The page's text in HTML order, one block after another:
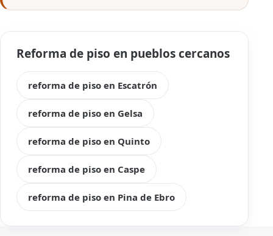
Reforma de piso en pueblos cercanos
reforma de piso en Escatrón
reforma de piso en Gelsa
reforma de piso en Quinto
reforma de piso en Caspe
reforma de piso en Pina de Ebro